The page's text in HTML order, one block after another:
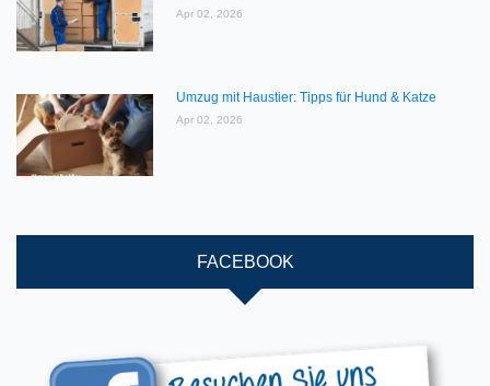
Apr 02, 2026
Umzug mit Haustier: Tipps für Hund & Katze
Apr 02, 2026
FACEBOOK